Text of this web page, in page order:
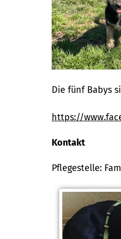
Die fünf Babys
https://
Kontakt
Pflegestelle: